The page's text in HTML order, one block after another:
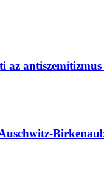
antiszemitizmus